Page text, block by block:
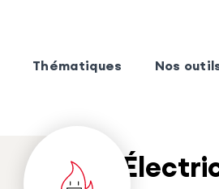
Thématiques Nos